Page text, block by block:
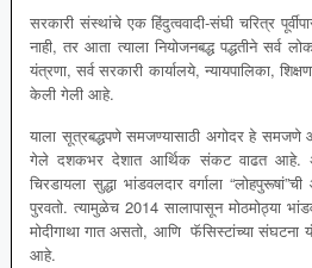
सरकारी संस्थांचे एक हिंदुत्ववादी-संघी चरित्र
नाही, तर आता त्याला नियोजनबद्ध पद्धतीने
यंत्रणा, सर्व सरकारी कार्यालये, न्यायपालिका,
केली गेली आहे.
याला सूत्रबद्धपणे समजण्यासाठी अगोदर हे समजणे
गेले दशकभर देशात आर्थिक संकट वाढत आहे. अशा
चिरडायला सुद्धा भांडवलदार वर्गाला
पुरवतो. त्यामुळेच 2014 सालापासून मोठमोठ्या
मोदीगाथा गात असतो, आणि फॅसिस्टांच्या संघटना
आहे.